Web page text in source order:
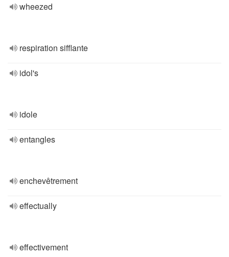
wheezed
respiration sifflante
idol's
idole
entangles
enchevêtrement
effectually
effectivement